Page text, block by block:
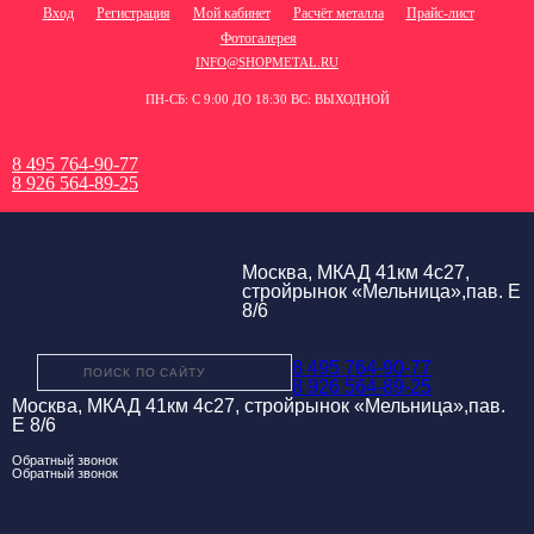
Вход Регистрация Мой кабинет Расчёт металла
Прайс-лист
Фотогалерея
INFO@SHOPMETAL.RU
ПН-СБ: С 9:00 ДО 18:30 ВС: ВЫХОДНОЙ
8 495 764-90-77
8 926 564-89-25
Москва, МКАД 41км 4с27,
стройрынок «Мельница»,пав. Е
8/6
8 495 764-90-77
8 926 564-89-25
Москва, МКАД 41км 4с27, стройрынок «Мельница»,пав.
Е 8/6
Обратный звонок
Обратный звонок